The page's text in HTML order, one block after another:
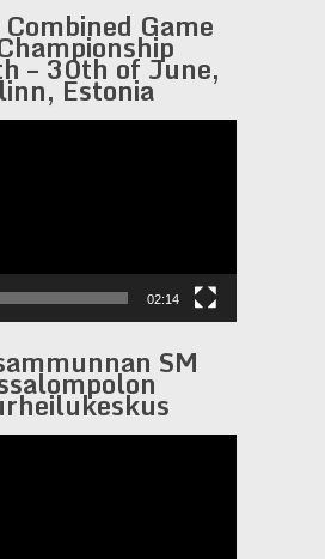
Game
– 30th of June,
Estonia
02:14
SM